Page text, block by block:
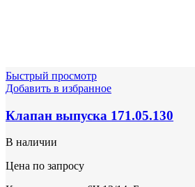
Быстрый просмотр
Добавить в избранное
Клапан выпуска 171.05.130
В наличии
Цена по запросу